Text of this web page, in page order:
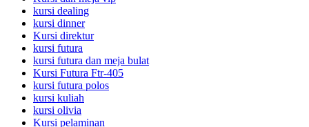
kursi dealing
kursi dinner
Kursi direktur
kursi futura
kursi futura dan meja bulat
Kursi Futura Ftr-405
kursi futura polos
kursi kuliah
kursi olivia
Kursi pelaminan